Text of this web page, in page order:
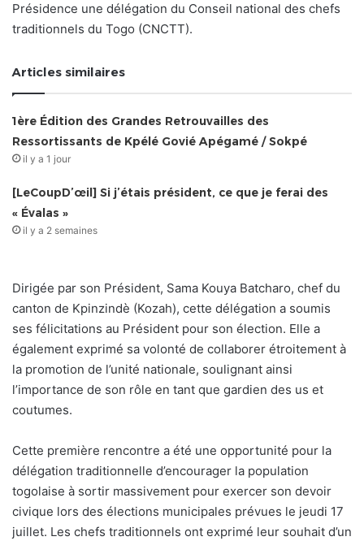
Présidence une délégation du Conseil national des chefs
traditionnels du Togo (CNCTT).
Articles similaires
1ère Édition des Grandes Retrouvailles des
Ressortissants de Kpélé Govié Apégamé / Sokpé
il y a 1 jour
[LeCoupD’œil] Si j’étais président, ce que je ferai des
« Évalas »
il y a 2 semaines
Dirigée par son Président, Sama Kouya Batcharo, chef du
canton de Kpinzindè (Kozah), cette délégation a soumis
ses félicitations au Président pour son élection. Elle a
également exprimé sa volonté de collaborer étroitement à
la promotion de l’unité nationale, soulignant ainsi
l’importance de son rôle en tant que gardien des us et
coutumes.
Cette première rencontre a été une opportunité pour la
délégation traditionnelle d’encourager la population
togolaise à sortir massivement pour exercer son devoir
civique lors des élections municipales prévues le jeudi 17
juillet. Les chefs traditionnels ont exprimé leur souhait d’un